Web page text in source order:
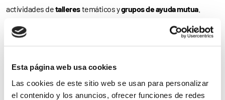
Esta página web usa cookies
Las cookies de este sitio web se usan para personalizar
el contenido y los anuncios, ofrecer funciones de redes
actividades detallerestemáticos ygrupos de ayuda mutua.
Es más; como explica ELA Andalucía, “la nueva oficina malagueña
es unproyecto pilotoque, si sale bien, iremos implantando en el
resto de las provinciasandaluzas. Recordamos que nuestra
Asociación atiende atodas las familiasandaluzas afectadas de
ELA a través de los teléfonos 954 343 447, 628 099 256 y 625 300